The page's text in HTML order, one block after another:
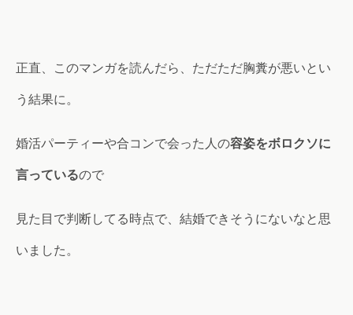
正直、このマンガを読んだら、ただただ胸糞が悪いとい
う結果に。
婚活パーティーや合コンで会った人の容姿をボロクソに
言っているので
見た目で判断してる時点で、結婚できそうにないなと思
いました。